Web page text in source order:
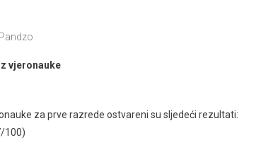
vjeronauke
za prve razrede ostvareni su sljedeći rezultati:
100)